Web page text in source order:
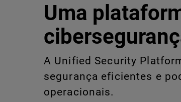
Uma
A Unified Security
segurança eficientes e
operacionais.